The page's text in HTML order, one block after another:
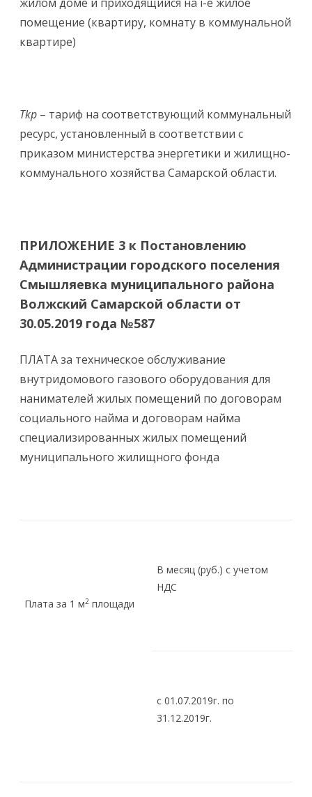
помещение (квартиру, комнату в коммунальной
квартире)
Tkp – тариф на соответствующий коммунальный
ресурс, установленный в соответствии с
приказом министерства энергетики и жилищно-
коммунального хозяйства Самарской области.
ПРИЛОЖЕНИЕ 3 к Постановлению
Администрации городского поселения
Смышляевка муниципального района
Волжский Самарской области от
30.05.2019 года №587
ПЛАТА за техническое обслуживание
внутридомового газового оборудования для
нанимателей жилых помещений по договорам
социального найма и договорам найма
специализированных жилых помещений
муниципального жилищного фонда
Плата за 1 м2 площади
В месяц (руб.) с учетом
НДС
с 01.07.2019г. по
31.12.2019г.